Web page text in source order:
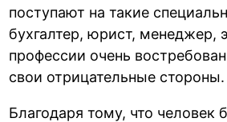
поступают на такие
бухгалтер, юрист, менеджер,
профессии очень
свои отрицательные стороны.
Благодаря тому, что человек